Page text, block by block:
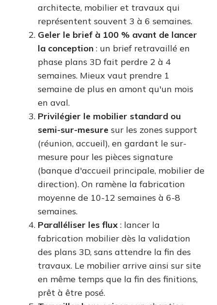
architecte, mobilier et travaux qui
représentent souvent 3 à 6 semaines.
Geler le brief à 100 % avant de lancer
la conception : un brief retravaillé en
phase plans 3D fait perdre 2 à 4
semaines. Mieux vaut prendre 1
semaine de plus en amont qu'un mois
en aval.
Privilégier le mobilier standard ou
semi-sur-mesure sur les zones support
(réunion, accueil), en gardant le sur-
mesure pour les pièces signature
(banque d'accueil principale, mobilier de
direction). On ramène la fabrication
moyenne de 10-12 semaines à 6-8
semaines.
Paralléliser les flux : lancer la
fabrication mobilier dès la validation
des plans 3D, sans attendre la fin des
travaux. Le mobilier arrive ainsi sur site
en même temps que la fin des finitions,
prêt à être posé.